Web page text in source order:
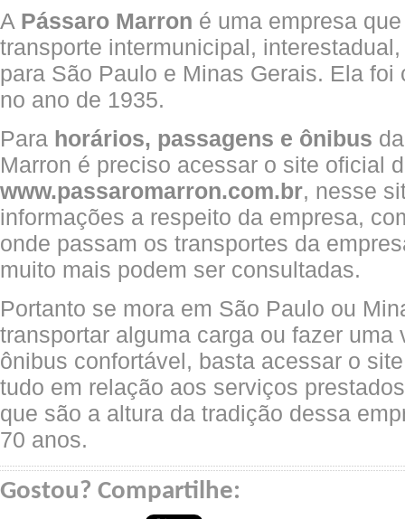
A Pássaro Marron é uma empresa
transporte intermunicipal,
para São Paulo e Minas Gerais. Ela foi
no ano de 1935.
Para horários, passagens e ônibus
Marron é preciso acessar o site oficial
www.passaromarron.com.br, nesse
informações a respeito da empresa,
onde passam os transportes da
muito mais podem ser consultadas.
Portanto se mora em São Paulo ou
transportar alguma carga ou fazer uma
ônibus confortável, basta acessar o
tudo em relação aos serviços
que são a altura da tradição dessa
70 anos.
Gostou? Compartilhe: